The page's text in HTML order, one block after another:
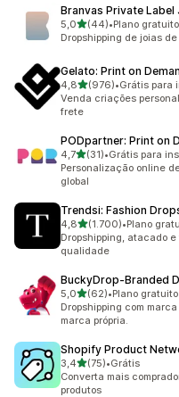
Branvas Private Label
5,0de 5 estrelas
(44)
44 avaliações ao todo
•Plano
Dropshipping de joias
Gelato: Print on
4,8de 5 estrelas
(976)
976 avaliações ao todo
•Grátis para
Venda criações
frete
PODpartner: Print on
4,7de 5 estrelas
(31)
31 avaliações ao todo
•Grátis para
Personalização online
global
Trendsi: Fashion
4,8de 5 estrelas
(1.700)
1700 avaliações ao todo
•Plano
Dropshipping, atacado
qualidade
BuckyDrop‑Branded
5,0de 5 estrelas
(62)
62 avaliações ao todo
•Plano
Dropshipping com
marca própria.
Shopify Product
3,4de 5 estrelas
(75)
75 avaliações ao todo
•Grátis
Converta mais
produtos